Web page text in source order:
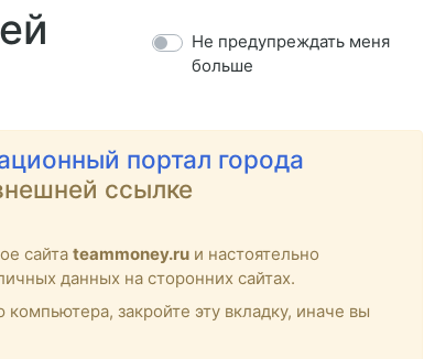
Не предупреждать меня
больше
портал города
ссылке
сайта teammoney.ru и настоятельно
данных на сторонних сайтах.
закройте эту вкладку, иначе вы